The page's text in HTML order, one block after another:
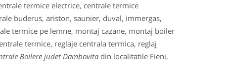
termice electrice, centrale termice
buderus, ariston, saunier, duval, immergas,
termice pe lemne, montaj cazane, montaj boiler
termice, reglaje centrala termica, reglaj
Boilere judet Dambovita din localitatile Fieni,